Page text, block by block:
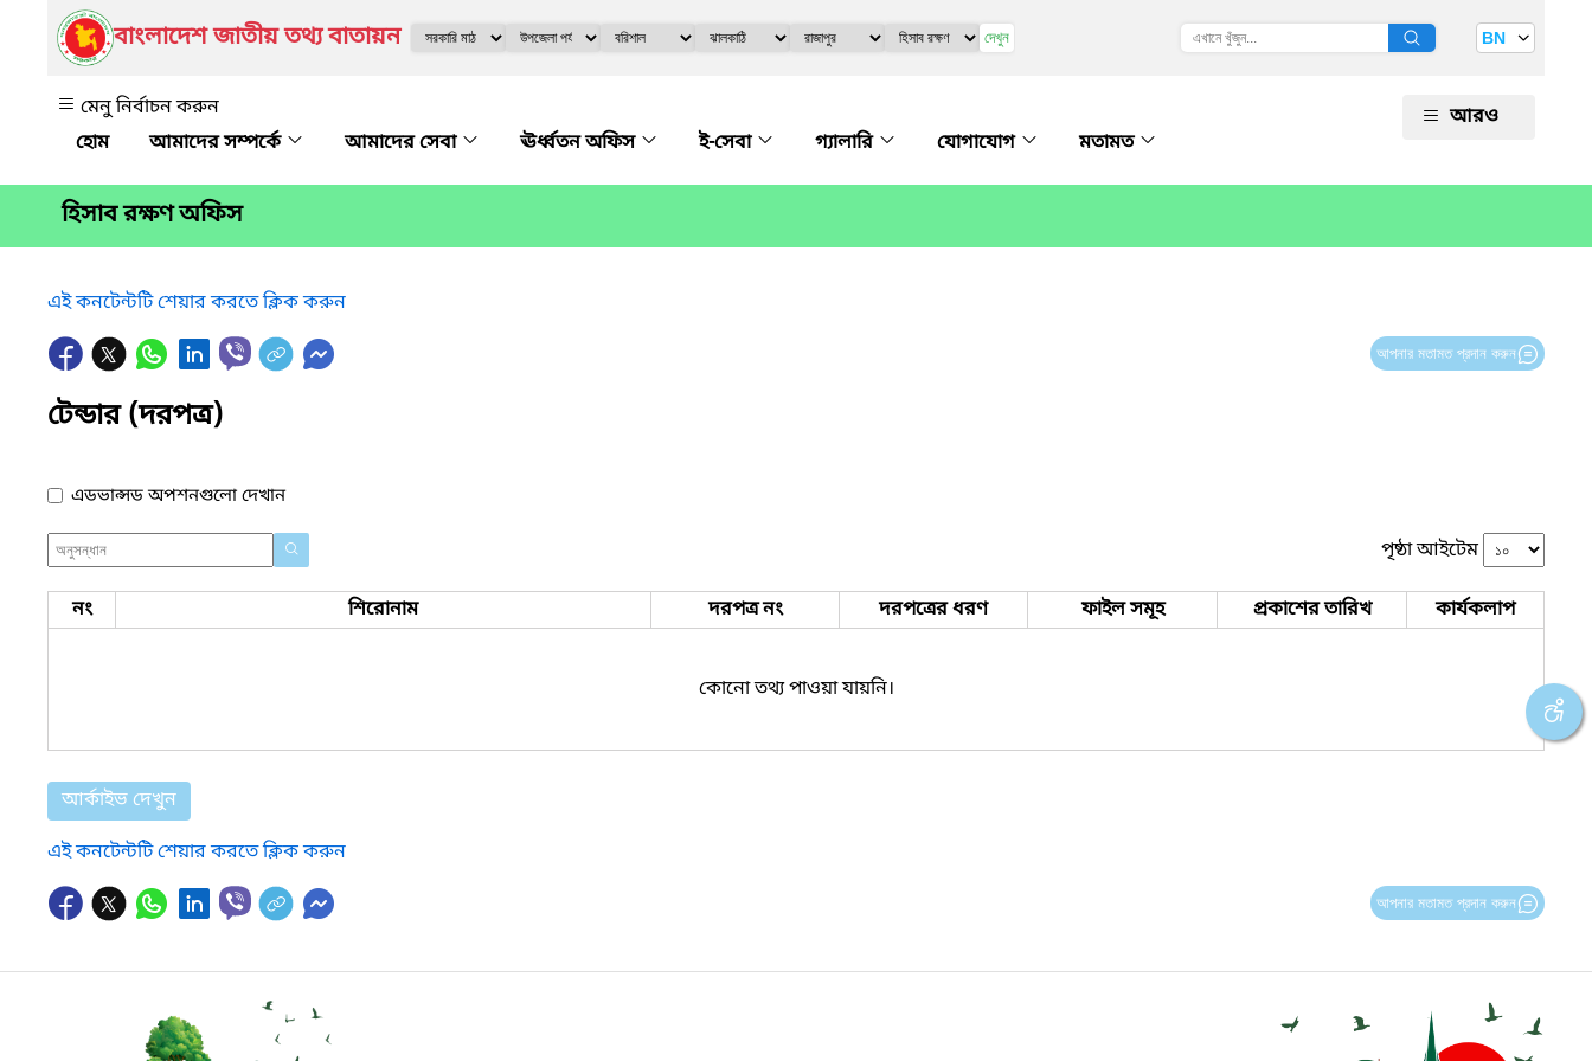
বাংলাদেশ জাতীয় তথ্য বাতায়ন দেখুন BN
মেনু নির্বাচন করুন
আমাদের সম্পর্কে
আমাদের সেবা ঊর্ধ্বতন অফিস ই-সেবা গ্যালারি যোগাযোগ মতামত
আরও
হিসাব রক্ষণ অফিস
এই কনটেন্টটি শেয়ার করতে ক্লিক করুন
আপনার মতামত প্রদান করুন
টেন্ডার (দরপত্র)
এডভান্সড অপশনগুলো দেখান
পৃষ্ঠা আইটেম
নং শিরোনাম দরপত্র নং দরপত্রের ধরণ ফাইল সমূহ প্রকাশের তারিখ কার্যকলাপ
কোনো তথ্য পাওয়া যায়নি।
আর্কাইভ দেখুন
এই কনটেন্টটি শেয়ার করতে ক্লিক করুন
আপনার মতামত প্রদান করুন